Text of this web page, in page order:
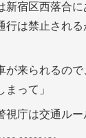
宿区西落合
は禁止され
来られるの
って」
庁は交通ルー